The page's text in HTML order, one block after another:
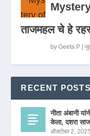
ताजमहल चे हे
byGeeta P |
RECENT POSTS
नीता अंबानी
केला, दशरा
ऑक्टोबर 2, 2025